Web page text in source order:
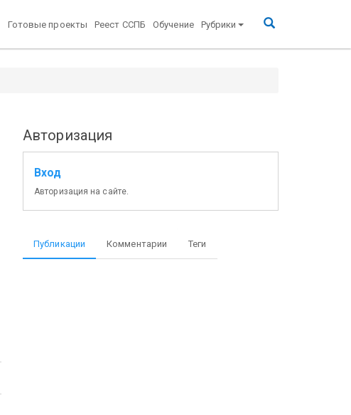
Готовые проекты Реест ССПБ Обучение Рубрики
Авторизация
Вход
Авторизация на сайте.
Публикации Комментарии Теги